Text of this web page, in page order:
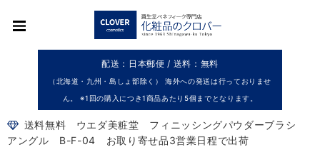
配送：日本郵便 / 送料：無料
（北海道・九州・島しょ部除く） 海外への発送は行っておりませ
ん。 ※1回の購入につき1商品あたり5個までとなります。
送料無料 ウエダ美粧堂 フィニッシングパウダーブラシ
アングル B-F-04 お取り寄せ品3営業日程で出荷